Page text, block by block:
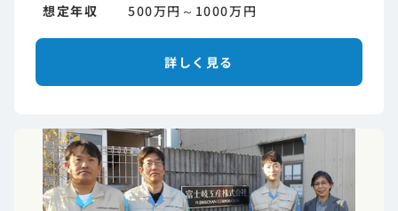
想定年収
500万円～1000万円
詳しく見る